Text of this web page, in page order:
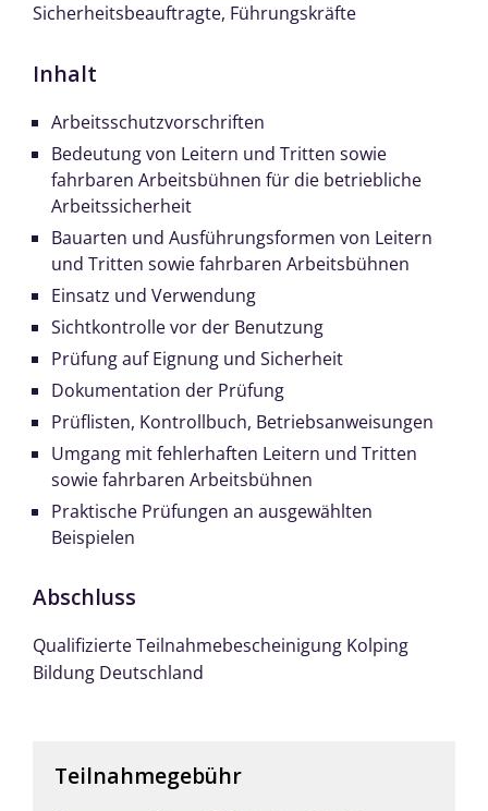
Sicherheitsbeauftragte, Führungskräfte
Inhalt
Arbeitsschutzvorschriften
Bedeutung von Leitern und Tritten sowie
fahrbaren Arbeitsbühnen für die betriebliche
Arbeitssicherheit
Bauarten und Ausführungsformen von Leitern
und Tritten sowie fahrbaren Arbeitsbühnen
Einsatz und Verwendung
Sichtkontrolle vor der Benutzung
Prüfung auf Eignung und Sicherheit
Dokumentation der Prüfung
Prüflisten, Kontrollbuch, Betriebsanweisungen
Umgang mit fehlerhaften Leitern und Tritten
sowie fahrbaren Arbeitsbühnen
Praktische Prüfungen an ausgewählten
Beispielen
Abschluss
Qualifizierte Teilnahmebescheinigung Kolping
Bildung Deutschland
Teilnahmegebühr